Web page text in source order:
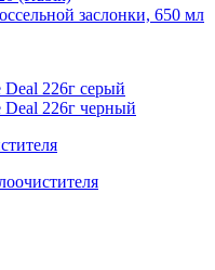
заслонки, 650 мл
226г серый
Deal 226г черный